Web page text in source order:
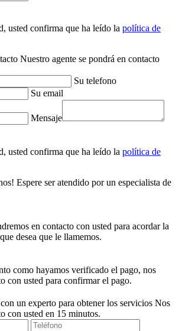
usted confirma que ha leído la política de
Nuestro agente se pondrá en contacto
Su telefono
Su email
Mensaje
usted confirma que ha leído la política de
Espere ser atendido por un especialista de
en contacto con usted para acordar la
desea que le llamemos.
como hayamos verificado el pago, nos
con usted para confirmar el pago.
un experto para obtener los servicios Nos
con usted en 15 minutos.